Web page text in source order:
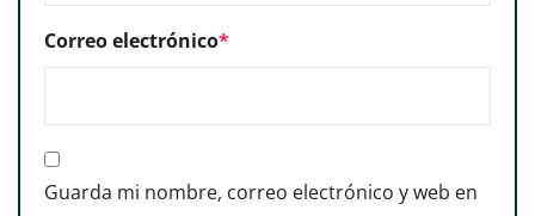
Correo electrónico*
Guarda mi nombre, correo electrónico y web en